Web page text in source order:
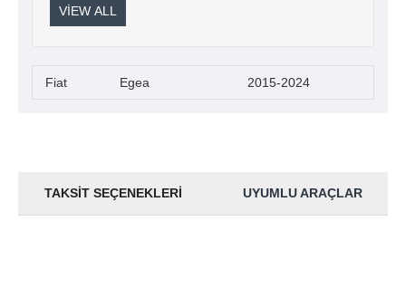
VIEW ALL
Fiat Egea 2015-2024
TAKSIT SEÇENEKLERI UYUMLU ARAÇLAR